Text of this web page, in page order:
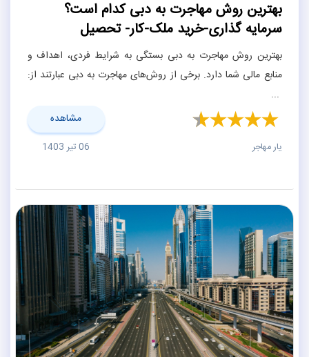
بهترین روش مهاجرت به دبی کدام است؟
سرمایه گذاری-خرید ملک-کار- تحصیل
بهترین روش مهاجرت به دبی بستگی به شرایط فردی، اهداف و
منابع مالی شما دارد. برخی از روش‌های مهاجرت به دبی عبارتند از:
...
مشاهده
یار مهاجر 06 تیر 1403